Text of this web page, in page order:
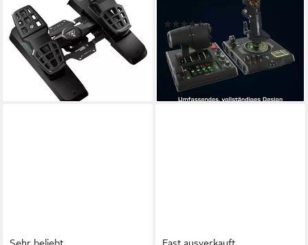
für Flugsimulator, für
Xbox/PC Gaming-Pedale
274,93 € UVP 299,99 €
13,66 €mtl. in 24 Raten
lieferbar - in 3-4 Werktagen bei dir
(3)
347,48 € UVP
399,99 €
17,26 €mtl. in 24 Raten
-13%
lieferbar - in 3-4 Werktagen bei dir